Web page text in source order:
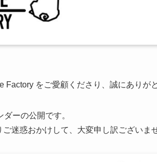
Factory をご愛顧くださり、誠にありが
ーの公開です。
迷惑おかけして、大変申し訳ございま